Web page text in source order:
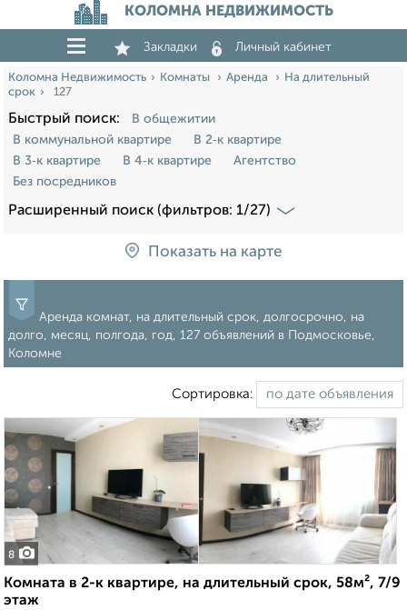
КОЛОМНА НЕДВИЖИМОСТЬ
Закладки Личный кабинет
Коломна Недвижимость Комнаты Аренда
На длительный
срок
127
Быстрый поиск:
В общежитии
В коммунальной квартире
В 2‑к квартире
В 3‑к квартире
В 4‑к квартире
Агентство
Без посредников
Расширенный поиск (фильтров: 1/27)
Показать на карте
Аренда комнат, на длительный срок, долгосрочно, на
долго, месяц, полгода, год, 127 объявлений в Подмосковье,
Коломне
Сортировка:
8
Комната в 2-к квартире, на длительный срок, 58м², 7/9
этаж